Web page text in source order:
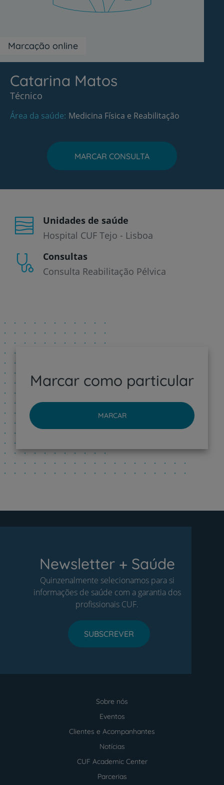
Marcação online
Catarina Matos
Técnico
Área da saúde Medicina Física e Reabilitação
MARCAR CONSULTA
Unidades de saúde
Hospital CUF Tejo - Lisboa
Consultas
Consulta Reabilitação Pélvica
Marcar como particular
MARCAR
Newsletter + Saúde
Quinzenalmente selecionamos para si
informações de saúde com a garantia dos
profissionais CUF.
SUBSCREVER
Sobre nós
Eventos
Clientes e Acompanhantes
Notícias
CUF Academic Center
Parcerias